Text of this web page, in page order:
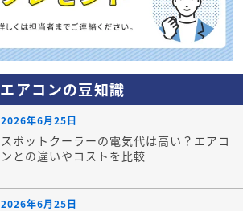
エアコンの豆知識
2026年6月25日
スポットクーラーの電気代は高い？エアコ
ンとの違いやコストを比較
2026年6月25日